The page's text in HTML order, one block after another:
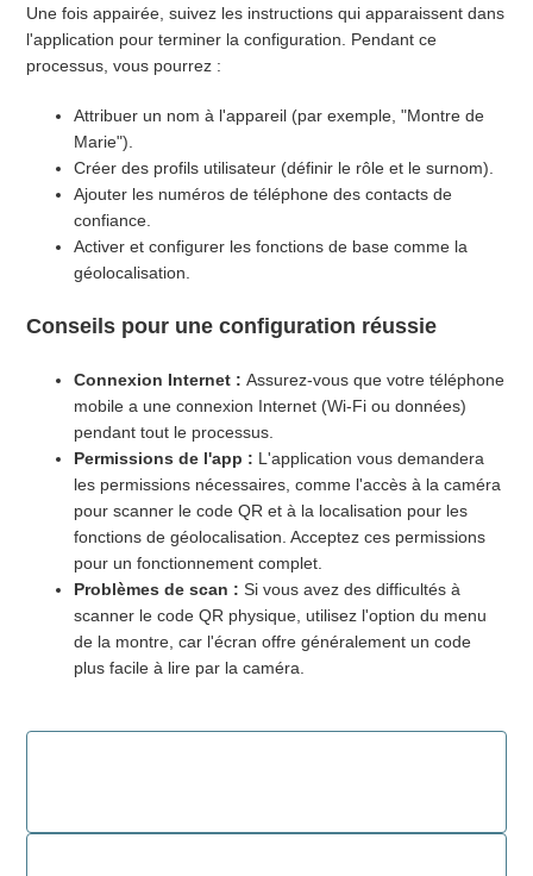
Une fois appairée, suivez les instructions qui apparaissent dans
l'application pour terminer la configuration. Pendant ce
processus, vous pourrez :
Attribuer un nom à l'appareil (par exemple, "Montre de
Marie").
Créer des profils utilisateur (définir le rôle et le surnom).
Ajouter les numéros de téléphone des contacts de
confiance.
Activer et configurer les fonctions de base comme la
géolocalisation.
Conseils pour une configuration réussie
Connexion Internet : Assurez-vous que votre téléphone
mobile a une connexion Internet (Wi-Fi ou données)
pendant tout le processus.
Permissions de l'app : L'application vous demandera
les permissions nécessaires, comme l'accès à la caméra
pour scanner le code QR et à la localisation pour les
fonctions de géolocalisation. Acceptez ces permissions
pour un fonctionnement complet.
Problèmes de scan : Si vous avez des difficultés à
scanner le code QR physique, utilisez l'option du menu
de la montre, car l'écran offre généralement un code
plus facile à lire par la caméra.